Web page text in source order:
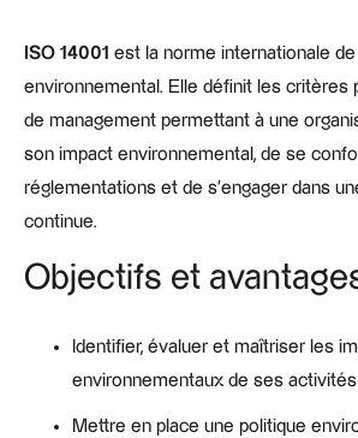
ISO 14001 est la norme internationale
environnemental. Elle définit les critères
de management permettant à une
son impact environnemental, de se
réglementations et de s’engager dans
continue.
Objectifs et
Identifier, évaluer et maîtriser les
environnementaux de ses activités
Mettre en place une politique